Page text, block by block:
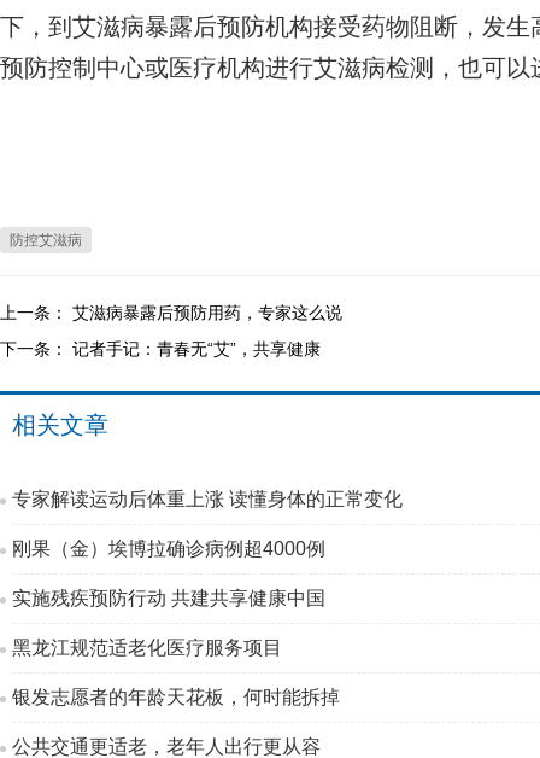
下，到艾滋病暴露后预防机构接受药物阻断，发
预防控制中心或医疗机构进行艾滋病检测，也可以
防控艾滋病
上一条： 艾滋病暴露后预防用药，专家这么说
下一条： 记者手记：青春无“艾”，共享健康
相关文章
专家解读运动后体重上涨 读懂身体的正常变化
刚果（金）埃博拉确诊病例超4000例
实施残疾预防行动 共建共享健康中国
黑龙江规范适老化医疗服务项目
银发志愿者的年龄天花板，何时能拆掉
公共交通更适老，老年人出行更从容